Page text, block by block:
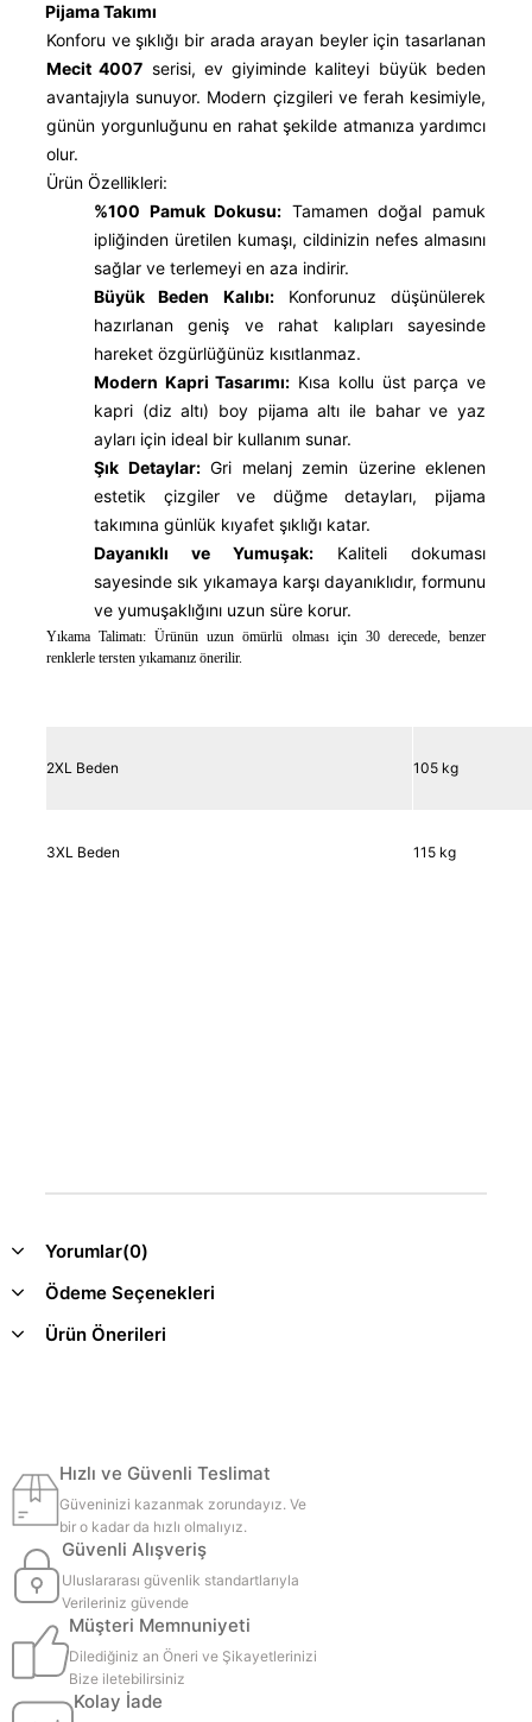
Pijama Takımı
Konforu ve şıklığı bir arada arayan beyler için tasarlanan
Mecit 4007 serisi, ev giyiminde kaliteyi büyük beden
avantajıyla sunuyor. Modern çizgileri ve ferah kesimiyle,
günün yorgunluğunu en rahat şekilde atmanıza yardımcı
olur.
Ürün Özellikleri:
%100 Pamuk Dokusu: Tamamen doğal pamuk
ipliğinden üretilen kumaşı, cildinizin nefes almasını
sağlar ve terlemeyi en aza indirir.
Büyük Beden Kalıbı:Konforunuz düşünülerek
hazırlanan geniş ve rahat kalıpları sayesinde
hareket özgürlüğünüz kısıtlanmaz.
Modern Kapri Tasarımı: Kısa kollu üst parça ve
kapri (diz altı) boy pijama altı ile bahar ve yaz
ayları için ideal bir kullanım sunar.
Şık Detaylar:Gri melanj zemin üzerine eklenen
estetik çizgiler ve düğme detayları, pijama
takımına günlük kıyafet şıklığı katar.
Dayanıklı ve Yumuşak: Kaliteli dokuması
sayesinde sık yıkamaya karşı dayanıklıdır, formunu
ve yumuşaklığını uzun süre korur.
Yıkama Talimatı: Ürünün uzun ömürlü olması için 30 derecede, benzer
renklerle tersten yıkamanız önerilir.
2XL Beden 105 kg
3XL Beden 115 kg
Yorumlar(0)
Ödeme Seçenekleri
Ürün Önerileri
Hızlı ve Güvenli Teslimat
Güveninizi kazanmak zorundayız. Ve
bir o kadar da hızlı olmalıyız.
Güvenli Alışveriş
Uluslararası güvenlik standartlarıyla
Verileriniz güvende
Müşteri Memnuniyeti
Dilediğiniz an Öneri ve Şikayetlerinizi
Bize iletebilirsiniz
Kolay İade